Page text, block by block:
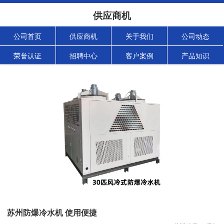
供应商机
公司首页 供应商机 关于我们 公司动态
荣誉认证 招聘中心 客户案例 产品知识
苏州防爆冷水机 使用便捷